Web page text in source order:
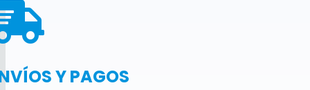
Y PAGOS